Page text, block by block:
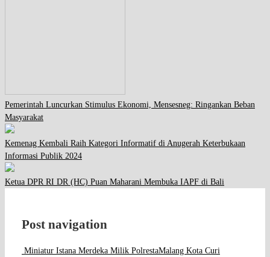
Pemerintah Luncurkan Stimulus Ekonomi, Mensesneg: Ringankan Beban
Masyarakat
Kemenag Kembali Raih Kategori Informatif di Anugerah Keterbukaan
Informasi Publik 2024
Ketua DPR RI DR (HC) Puan Maharani Membuka IAPF di Bali
Post navigation
Miniatur Istana Merdeka Milik PolrestaMalang Kota Curi